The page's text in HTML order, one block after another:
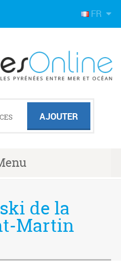
FR
AJOUTER
de la
Martin